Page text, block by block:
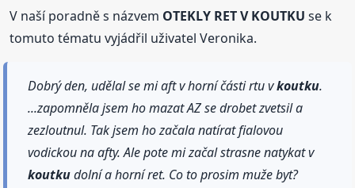
V naší poradně s názvem OTEKLY RET V KOUTKUse k
tomuto tématu vyjádřil uživatel Veronika.
Dobrý den, udělal se mi aft v horní části rtu vkoutku.
...zapomněla jsem ho mazat AZ se drobet zvetsil a
zezloutnul. Tak jsem ho začala natírat fialovou
vodickou na afty. Ale pote mi začal strasne natykat v
koutkudolní a horní ret. Co to prosim muže byt?